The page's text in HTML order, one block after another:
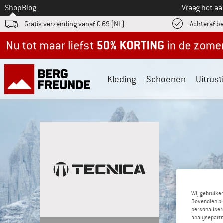
Naar
ShopBlog Vraag het
Gratis verzending vanaf € 69 (NL) Achteraf
Kleding Schoenen
Wij
Bovendien